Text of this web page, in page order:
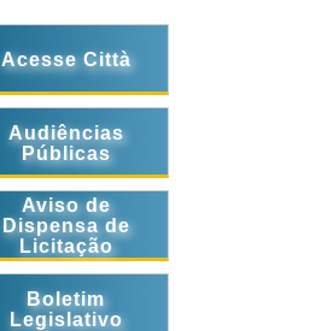
Acesse Città
Audiências
Públicas
Aviso de
Dispensa de
Licitação
Boletim
Legislativo